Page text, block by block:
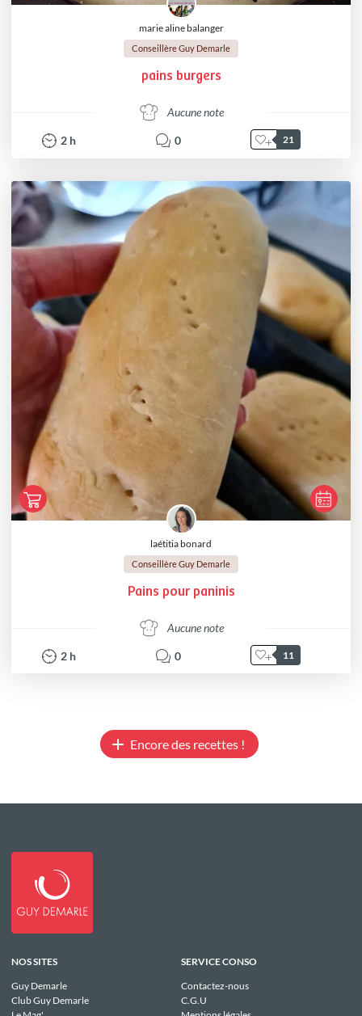
marie aline balanger
Conseillère Guy Demarle
pains burgers
Aucune note
2 h 0 21
laétitia bonard
Conseillère Guy Demarle
Pains pour paninis
Aucune note
2 h 0 11
Encore des recettes !
NOS SITES
Guy Demarle
Club Guy Demarle
SERVICE CONSO
Contactez-nous
C.G.U